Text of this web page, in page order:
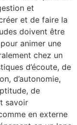
et
et de faire la
doivent être
animer une
chez un
d’écoute, de
d’autonomie,
de
savoir
en externe